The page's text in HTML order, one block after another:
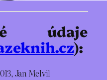
údaje
):
Jan Melvil